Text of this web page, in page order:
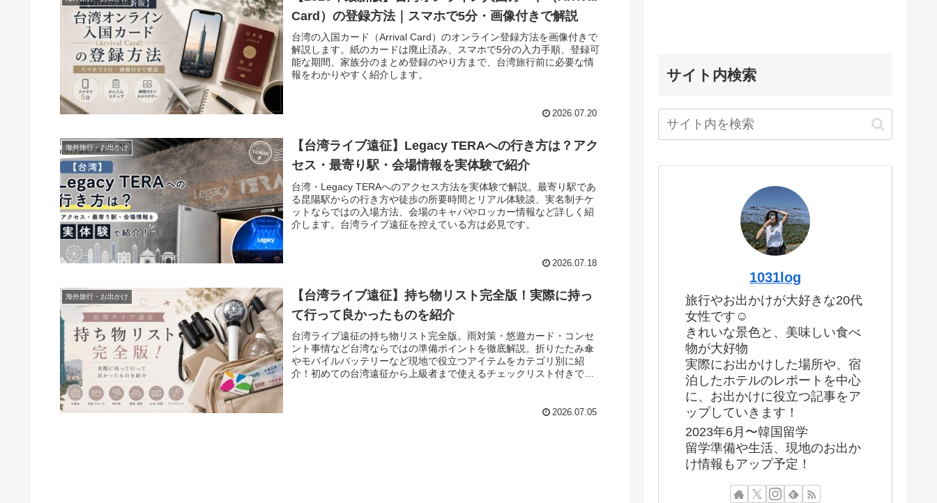
Card）の登録方法｜スマホで5分・画像付きで解説
台湾の入国カード（Arrival Card）のオンライン登録方法を画像付きで
解説します。紙のカードは廃止済み、スマホで5分の入力手順、登録可
能な期間、家族分のまとめ登録のやり方まで、台湾旅行前に必要な情
報をわかりやすく紹介します。
2026.07.20
海外旅行・お出かけ
【台湾ライブ遠征】Legacy TERAへの行き方は？アク
セス・最寄り駅・会場情報を実体験で紹介
台湾・Legacy TERAへのアクセス方法を実体験で解説。最寄り駅であ
る昆陽駅からの行き方や徒歩の所要時間とリアル体験談、実名制チケ
ットならではの入場方法、会場のキャパやロッカー情報など詳しく紹
介します。台湾ライブ遠征を控えている方は必見です。
2026.07.18
海外旅行・お出かけ
【台湾ライブ遠征】持ち物リスト完全版！実際に持っ
て行って良かったものを紹介
台湾ライブ遠征の持ち物リスト完全版。雨対策・悠遊カード・コンセ
ント事情など台湾ならではの準備ポイントを徹底解説。折りたたみ傘
やモバイルバッテリーなど現地で役立つアイテムをカテゴリ別に紹
介！初めての台湾遠征から上級者まで使えるチェックリスト付きで
2026.07.05
サイト内検索
1031log
旅行やお出かけが大好きな20代
女性です☺︎
きれいな景色と、美味しい食べ
物が大好物
実際にお出かけした場所や、宿
泊したホテルのレポートを中心
に、お出かけに役立つ記事をア
ップしていきます！
2023年6月〜韓国留学
留学準備や生活、現地のお出か
け情報もアップ予定！